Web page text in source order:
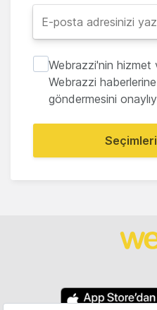
Webrazzi'nin hizmet
Webrazzi
göndermesini